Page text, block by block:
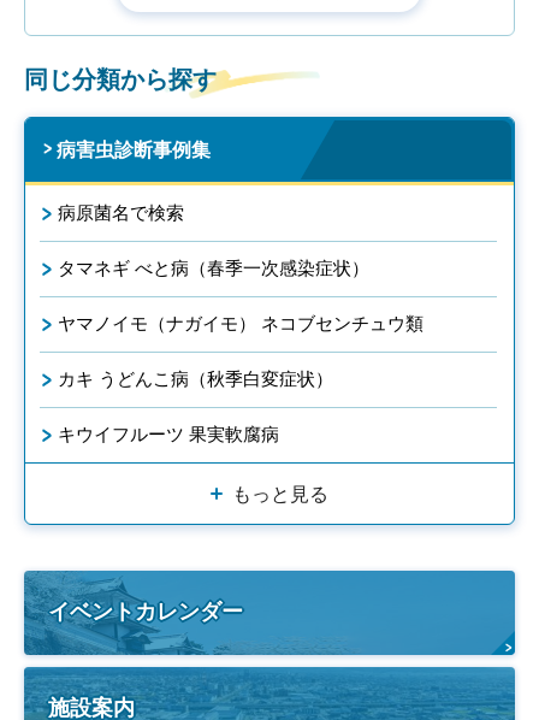
同じ分類から探す
病害虫診断事例集
病原菌名で検索
タマネギ べと病（春季一次感染症状）
ヤマノイモ（ナガイモ） ネコブセンチュウ類
カキ うどんこ病（秋季白変症状）
キウイフルーツ 果実軟腐病
もっと見る
イベントカレンダー
施設案内